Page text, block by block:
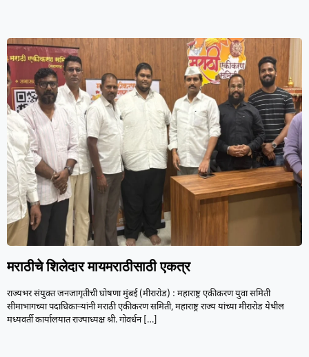
मराठीचे शिलेदार मायमराठीसाठी एकत्र
राज्यभर संयुक्त जनजागृतीची घोषणा मुंबई (मीरारोड) : महाराष्ट्र एकीकरण युवा समिती
सीमाभागच्या पदाधिकाऱ्यांनी मराठी एकीकरण समिती, महाराष्ट्र राज्य यांच्या मीरारोड येथील
मध्यवर्ती कार्यालयात राज्याध्यक्ष श्री. गोवर्धन[…]